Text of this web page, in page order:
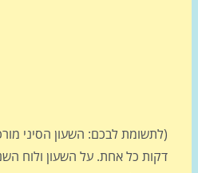
כל אחת. על השעון ולוח השנה